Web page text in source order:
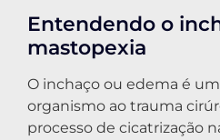
Entendendo o
mastopexia
O inchaço ou edema é
organismo ao trauma
processo de cicatrização